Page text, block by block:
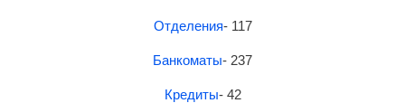
Отделения- 117
Банкоматы- 237
Кредиты- 42